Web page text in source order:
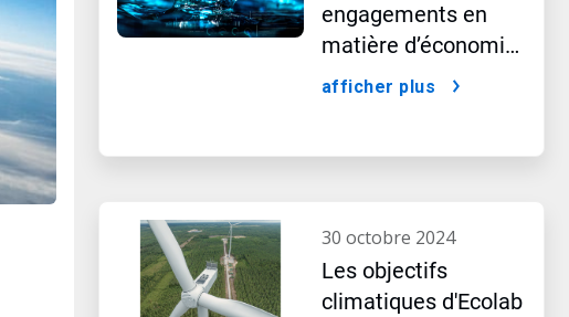
engagements en
matière d’économie
d’eau à l’ère
afficher plus
30 octobre 2024
Les objectifs
climatiques d'Ecolab